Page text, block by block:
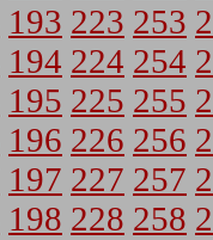
193 223 253
194 224 254
195 225 255
196 226 256
197 227 257
198 228 258